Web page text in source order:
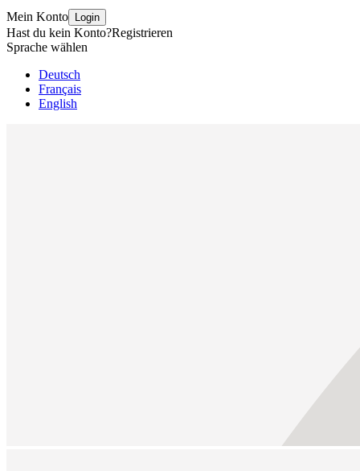
Mein Konto Login
Hast du kein Konto?Registrieren
Sprache wählen
Deutsch
Français
English